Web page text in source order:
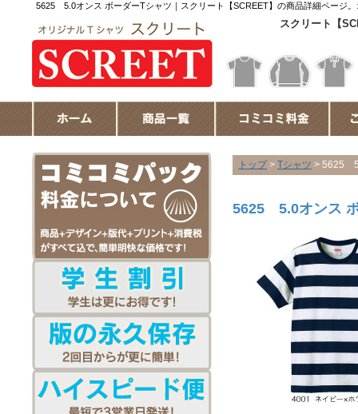
5625 5.0オンス ボーダーTシャツ｜スクリート【SCREET】の商品詳細ページ
スクリート【
トップ> Tシャツ > 5625
5625 5.0オンス